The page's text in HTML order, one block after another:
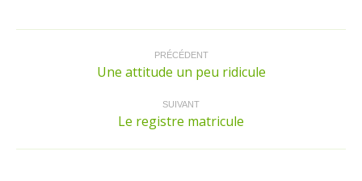
PRÉCÉDENT
Article
précédent
Une attitude un peu ridicule
SUIVANT
Article
Le registre matricule